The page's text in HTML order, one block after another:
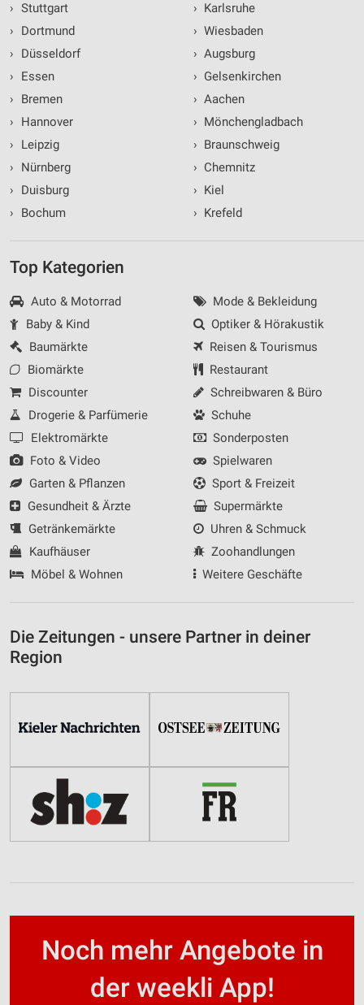
› Stuttgart
›
Dortmund
›
Düsseldorf
›
Essen
›
Bremen
›
Hannover
›
Leipzig
›
Nürnberg
›
Duisburg
›
Bochum
› Karlsruhe
› Wiesbaden
› Augsburg
› Gelsenkirchen
› Aachen
› Mönchengladbach
› Braunschweig
› Chemnitz
› Kiel
› Krefeld
Top Kategorien
Auto & Motorrad
Baby & Kind
Baumärkte
Biomärkte
Discounter
Drogerie & Parfümerie
Elektromärkte
Foto & Video
Garten & Pflanzen
Gesundheit & Ärzte
Getränkemärkte
Kaufhäuser
Möbel & Wohnen
Mode & Bekleidung
Optiker & Hörakustik
Reisen & Tourismus
Restaurant
Schreibwaren & Büro
Schuhe
Sonderposten
Spielwaren
Sport & Freizeit
Supermärkte
Uhren & Schmuck
Zoohandlungen
Weitere Geschäfte
Die Zeitungen - unsere Partner in deiner
Region
Noch mehr Angebote in
der weekli App!